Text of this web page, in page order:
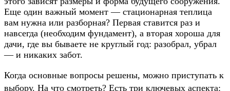
Еще один важный момент — стационарная теплица
вам нужна или разборная? Первая ставится раз и
навсегда (необходим фундамент), а вторая хороша для
дачи, где вы бываете не круглый год: разобрал, убрал
— и никаких забот.
Когда основные вопросы решены, можно приступать к
выбору. На что смотреть? Есть три ключевых аспекта: